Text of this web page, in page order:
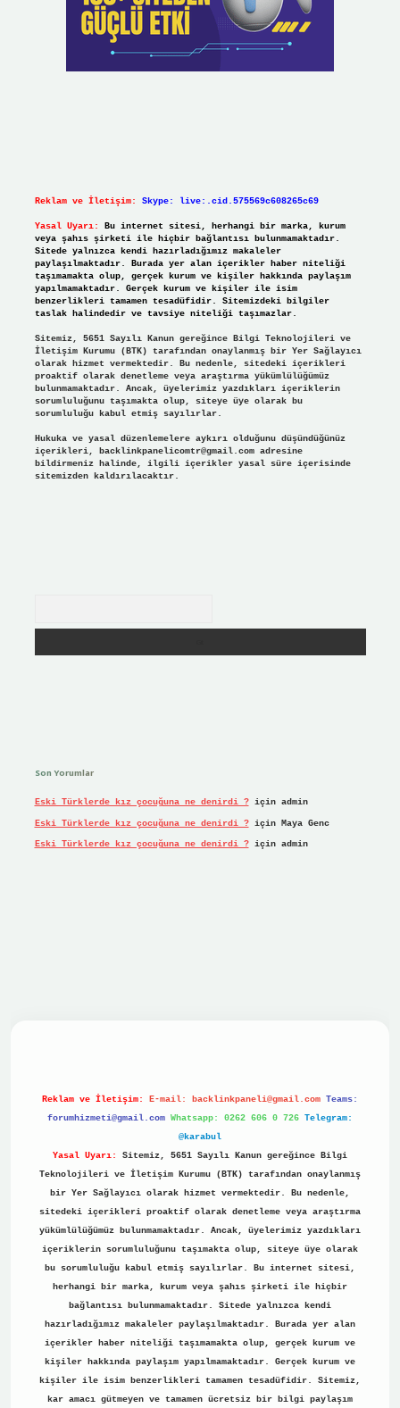
Reklam ve İletişim: Skype: live:.cid.575569c608265c69
Yasal Uyarı:
Bu internet sitesi, herhangi bir marka, kurum
veya şahıs şirketi ile hiçbir bağlantısı bulunmamaktadır.
Sitede yalnızca kendi hazırladığımız makaleler
paylaşılmaktadır. Burada yer alan içerikler haber niteliği
taşımamakta olup, gerçek kurum ve kişiler hakkında paylaşım
yapılmamaktadır. Gerçek kurum ve kişiler ile isim
benzerlikleri tamamen tesadüfidir. Sitemizdeki bilgiler
taslak halindedir ve tavsiye niteliği taşımazlar.
Sitemiz, 5651 Sayılı Kanun gereğince Bilgi Teknolojileri ve
İletişim Kurumu (BTK) tarafından onaylanmış bir Yer Sağlayıcı
olarak hizmet vermektedir. Bu nedenle, sitedeki içerikleri
proaktif olarak denetleme veya araştırma yükümlülüğümüz
bulunmamaktadır. Ancak, üyelerimiz yazdıkları içeriklerin
sorumluluğunu taşımakta olup, siteye üye olarak bu
sorumluluğu kabul etmiş sayılırlar.
Hukuka ve yasal düzenlemelere aykırı olduğunu düşündüğünüz
içerikleri, backlinkpanelicomtr@gmail.comadresine
bildirmeniz halinde, ilgili içerikler yasal süre içerisinde
sitemizden kaldırılacaktır.
Son Yorumlar
Eski Türklerde kız çocuğuna ne denirdi ?için admin
Eski Türklerde kız çocuğuna ne denirdi ?için Maya Genc
Eski Türklerde kız çocuğuna ne denirdi ?için admin
Reklam ve İletişim: E-mail: backlinkpaneli@gmail.com Teams:
forumhizmeti@gmail.com Whatsapp: 0262 606 0 726 Telegram:
@karabul
Yasal Uyarı:
Sitemiz, 5651 Sayılı Kanun gereğince Bilgi
Teknolojileri ve İletişim Kurumu (BTK) tarafından onaylanmış
bir Yer Sağlayıcı olarak hizmet vermektedir. Bu nedenle,
sitedeki içerikleri proaktif olarak denetleme veya araştırma
yükümlülüğümüz bulunmamaktadır. Ancak, üyelerimiz yazdıkları
içeriklerin sorumluluğunu taşımakta olup, siteye üye olarak
bu sorumluluğu kabul etmiş sayılırlar. Bu internet sitesi,
herhangi bir marka, kurum veya şahıs şirketi ile hiçbir
bağlantısı bulunmamaktadır. Sitede yalnızca kendi
hazırladığımız makaleler paylaşılmaktadır. Burada yer alan
içerikler haber niteliği taşımamakta olup, gerçek kurum ve
kişiler hakkında paylaşım yapılmamaktadır. Gerçek kurum ve
kişiler ile isim benzerlikleri tamamen tesadüfidir. Sitemiz,
kar amacı gütmeyen ve tamamen ücretsiz bir bilgi paylaşım